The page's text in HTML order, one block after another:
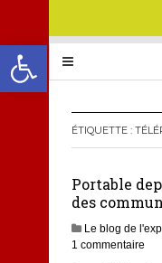
Ouvrir la barre d’outils
ÉTIQUETTE :
Portable
des
Le blog de
1 commentaire